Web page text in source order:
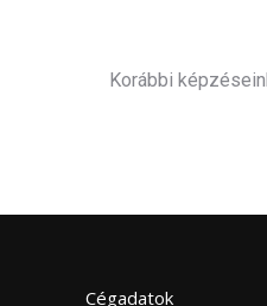
Korábbi
Cégadatok